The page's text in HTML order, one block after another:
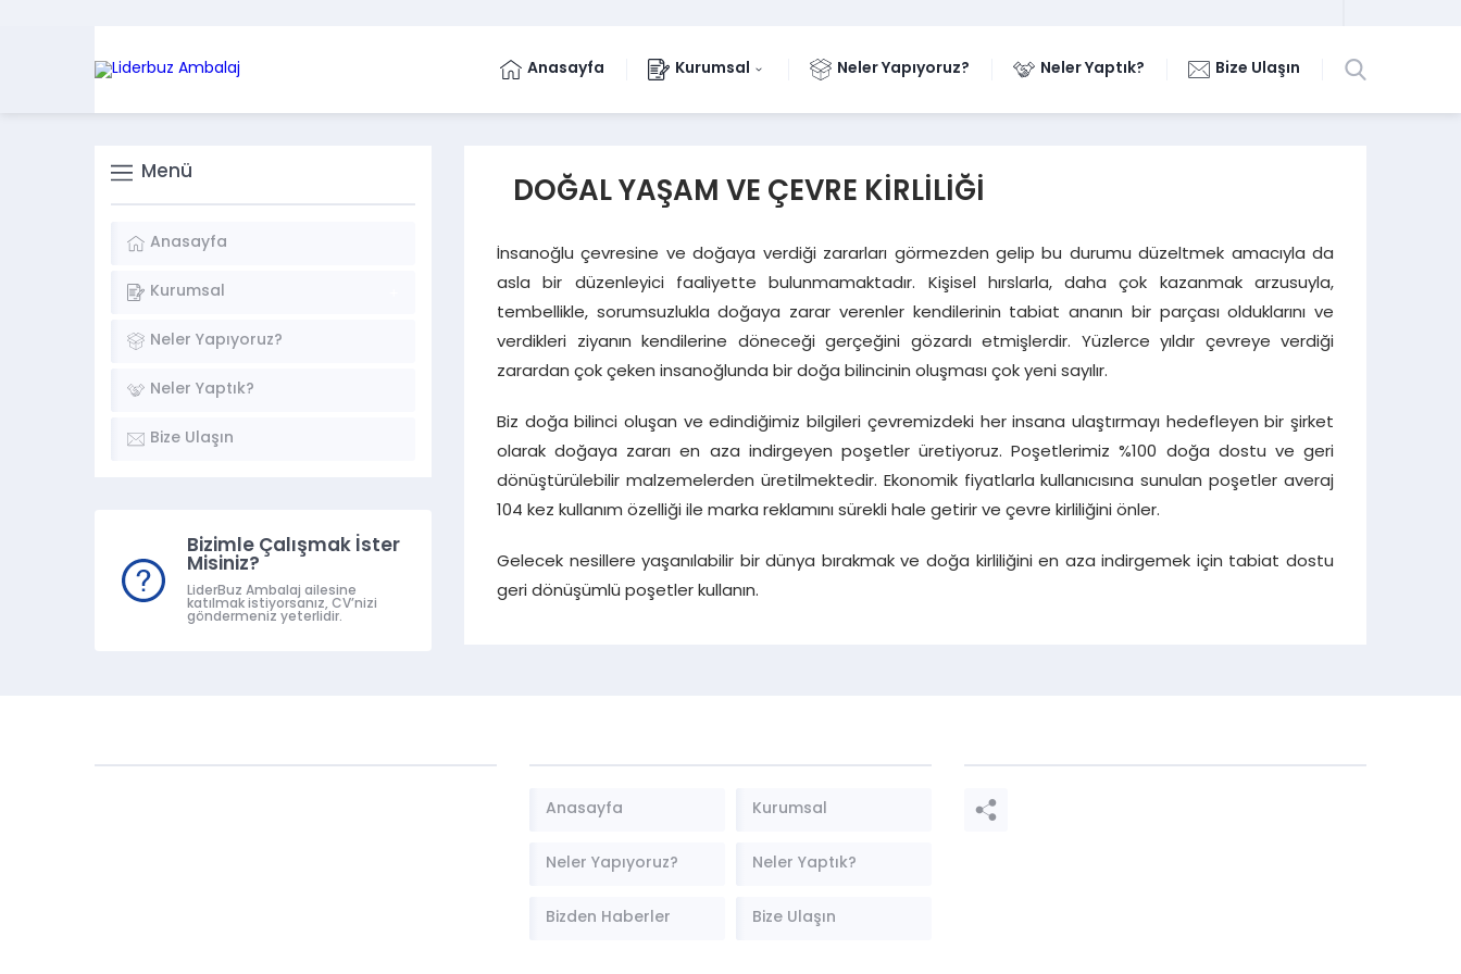
Anasayfa Kurumsal Neler Yapıyoruz? Neler Yaptık? Bize Ulaşın
DOĞAL YAŞAM VE ÇEVRE KİRLİLİĞİ
İnsanoğlu çevresine ve doğaya verdiği zararları görmezden gelip bu durumu düzeltmek amacıyla da
asla bir düzenleyici faaliyette bulunmamaktadır. Kişisel hırslarla, daha çok kazanmak arzusuyla,
tembellikle, sorumsuzlukla doğaya zarar verenler kendilerinin tabiat ananın bir parçası olduklarını ve
verdikleri ziyanın kendilerine döneceği gerçeğini gözardı etmişlerdir. Yüzlerce yıldır çevreye verdiği
zarardan çok çeken insanoğlunda bir doğa bilincinin oluşması çok yeni sayılır.
Biz doğa bilinci oluşan ve edindiğimiz bilgileri çevremizdeki her insana ulaştırmayı hedefleyen bir şirket
olarak doğaya zararı en aza indirgeyen poşetler üretiyoruz. Poşetlerimiz %100 doğa dostu ve geri
dönüştürülebilir malzemelerden üretilmektedir. Ekonomik fiyatlarla kullanıcısına sunulan poşetler averaj
104 kez kullanım özelliği ile marka reklamını sürekli hale getirir ve çevre kirliliğini önler.
Gelecek nesillere yaşanılabilir bir dünya bırakmak ve doğa kirliliğini en aza indirgemek için tabiat dostu
geri dönüşümlü poşetler kullanın.
Menü
Anasayfa
Kurumsal
Neler Yapıyoruz?
Neler Yaptık?
Bize Ulaşın
Bizimle Çalışmak İster
Misiniz?
LiderBuz Ambalaj ailesine
katılmak istiyorsanız, CV’nizi
göndermeniz yeterlidir.
Anasayfa Kurumsal
Neler Yapıyoruz? Neler Yaptık?
Bizden Haberler Bize Ulaşın